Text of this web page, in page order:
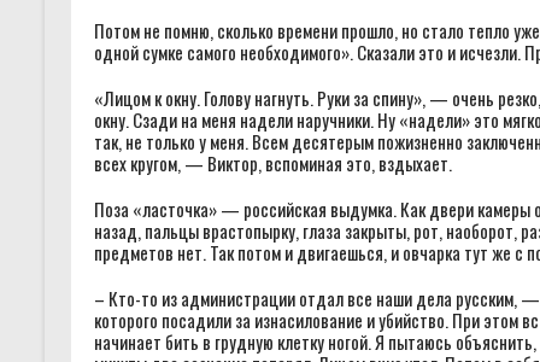
Потом не помню, сколько времени прошло, но стало тепло
одной сумке самого необходимого». Сказали это и
«Лицом к окну. Голову нагнуть. Руки за спину», — очень
окну. Сзади на меня надели наручники. Ну «надели» это
так, не только у меня. Всем десятерым пожизненно
всех кругом, — Виктор, вспоминая это, вздыхает.
Поза «ласточка» — российская выдумка. Как двери камеры
назад, пальцы врастопырку, глаза закрыты, рот, наоборот,
предметов нет. Так потом и двигаешься, и овчарка тут же с
– Кто-то из администрации отдал все наши дела
которого посадили за изнасилование и убийство. При
начинает бить в грудную клетку ногой. Я пытаюсь